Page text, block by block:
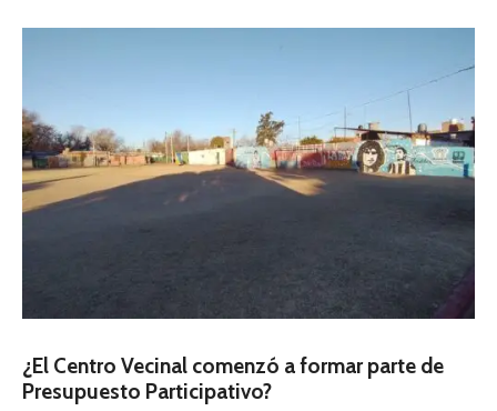
¿El Centro Vecinal comenzó a formarparte de
Presupuesto Participativo?